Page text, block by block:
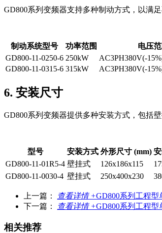
GD800系列变频器支持多种制动方式，以满
制动系统型号 功率范围
电压范
GD800-11-0250-6 250kW
AC3PH380V(-
GD800-11-0315-6 315kW AC3PH380V(-
6. 安装尺寸
GD800系列变频器提供多种安装方式，包括
型号 安装方式 外形尺寸 (mm)
GD800-11-01R5-4 壁挂式 126x186x115
GD800-11-0030-4 壁挂式 250x400x230
上一篇： 查看详情 +GD800系列工程
下一篇：
查看详情 +GD800系列工程
相关推荐